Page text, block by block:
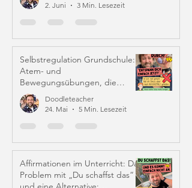
2. Juni
3 Min. Lesezeit
Selbstregulation Grundschule:
Atem- und
Bewegungsübungen, die
wirklich helfenDoodleteacher
24. Mai
5 Min. Lesezeit
Affirmationen im Unterricht: Das
Problem mit „Du schaffst das“